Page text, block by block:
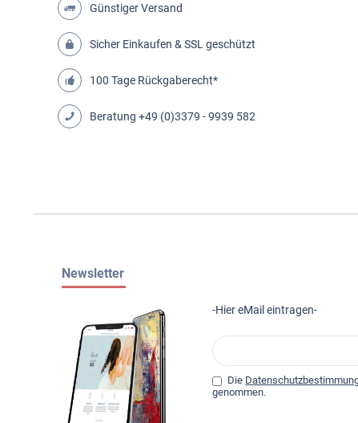
Günstiger Versand
Sicher Einkaufen & SSL geschützt
100 Tage Rückgaberecht*
Beratung +49 (0)3379 - 9939 582
Newsletter
-Hier eMail eintragen-
Die
genommen.